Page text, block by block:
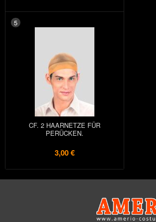
5
CF. 2 HAARNETZE FÜR
PERÜCKEN.
3,00 €